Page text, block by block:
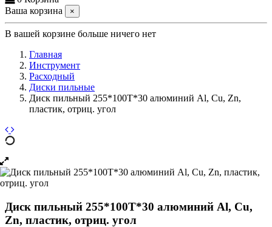
Ваша корзина
×
В вашей корзине больше ничего нет
Главная
Инструмент
Расходный
Диски пильные
Диск пильный 255*100T*30 алюминий Al, Cu, Zn,
пластик, отриц. угол
Диск пильный 255*100T*30 алюминий Al, Cu,
Zn, пластик, отриц. угол